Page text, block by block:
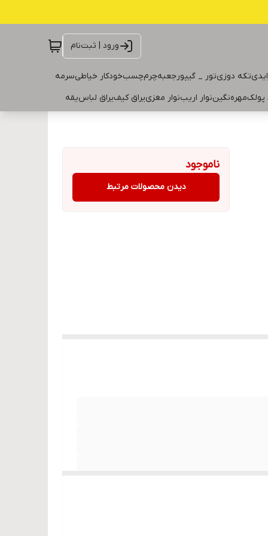
ورود | ثبت‌نام
تکه دوزیتور _ گیپورجعبهچرمچسبخودکار خیاطیسرمه
پولکمهرهنگیننوار اریبنوار مغزییراق کیفیراق لباسیقه
ناموجود
دیدن محصولات مرتبط